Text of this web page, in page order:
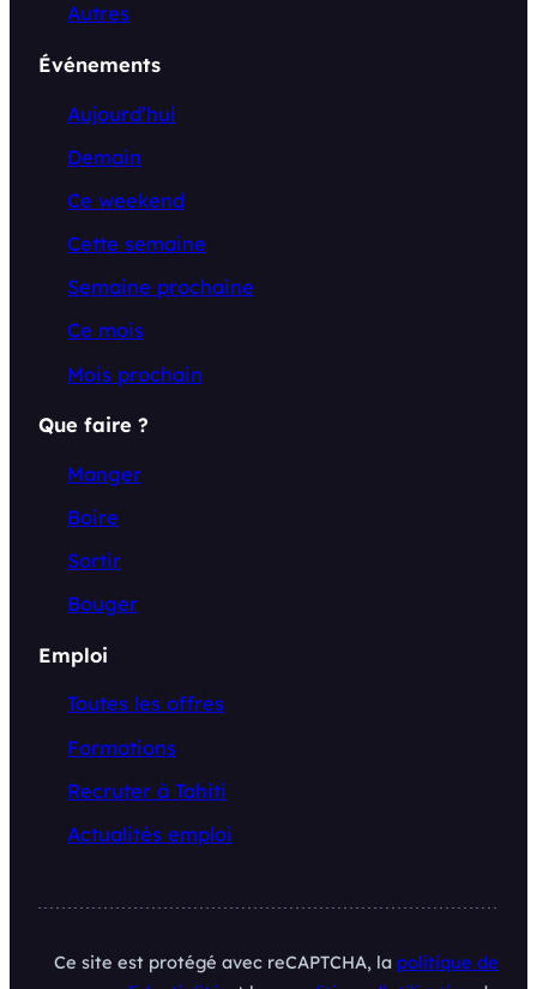
Autres
Événements
Aujourd’hui
Demain
Ce weekend
Cette semaine
Semaine prochaine
Ce mois
Mois prochain
Que faire ?
Manger
Boire
Sortir
Bouger
Emploi
Toutes les offres
Formations
Recruter à Tahiti
Actualités emploi
Ce site est protégé avec reCAPTCHA, la politique de